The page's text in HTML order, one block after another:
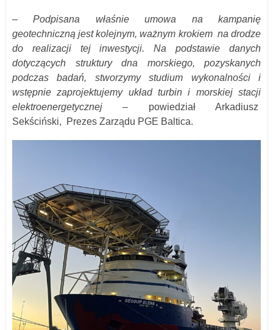
– Podpisana właśnie umowa na kampanię
geotechniczną jest kolejnym, ważnym krokiem na drodze
do realizacji tej inwestycji. Na podstawie danych
dotyczących struktury dna morskiego, pozyskanych
podczas badań, stworzymy studium wykonalności i
wstępnie zaprojektujemy układ turbin i morskiej stacji
elektroenergetycznej– powiedział Arkadiusz
Sekściński, Prezes Zarządu PGE Baltica.